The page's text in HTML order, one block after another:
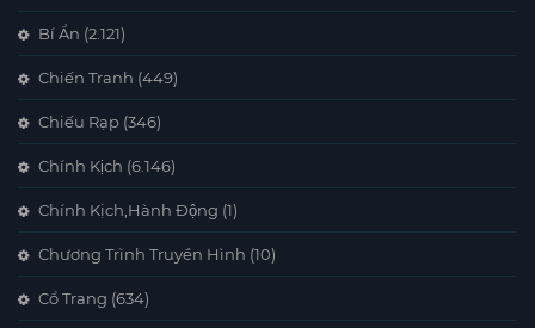
Bí Ẩn (2.121)
Chiến Tranh (449)
Chiếu Rạp (346)
Chính Kịch (6.146)
Chính Kịch,Hành Động (1)
Chương Trình Truyền Hình (10)
Cổ Trang (634)